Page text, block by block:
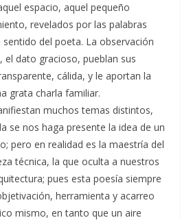
espacio, aquel pequeño
revelados por las palabras
sentido del poeta. La observación
el dato gracioso, pueblan sus
cálida, y le aportan la
grata charla familiar.
muchos temas distintos,
se nos haga presente la idea de un
pero en realidad es la maestría del
técnica, la que oculta a nuestros
pues esta poesía siempre
herramienta y acarreo
mismo, en tanto que un aire